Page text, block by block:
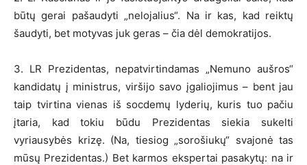
būtų gerai pašaudyti „nelojalius“. Na ir kas, kad reiktų
šaudyti, bet motyvas juk geras – čia dėl demokratijos.
3. LR Prezidentas, nepatvirtindamas „Nemuno aušros“
kandidatų į ministrus, viršijo savo įgaliojimus – bent jau
taip tvirtina vienas iš socdemų lyderių, kuris tuo pačiu
įtaria, kad tokiu būdu Prezidentas siekia sukelti
vyriausybės krizę. (Na, tiesiog „sorošiukų“ svajonė tas
mūsų Prezidentas.) Bet karmos ekspertai pasakytų: na ir